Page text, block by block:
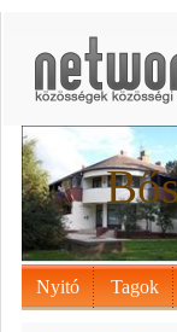
Nyitó Tagok